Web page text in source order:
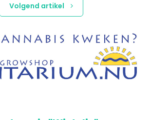
Volgend artikel